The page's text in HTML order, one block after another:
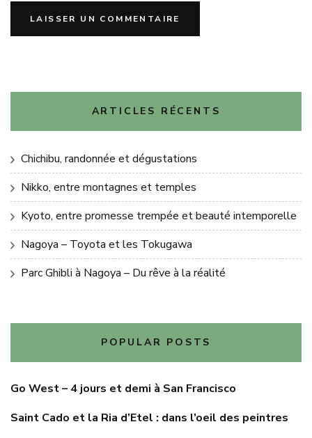
ARTICLES RÉCENTS
Chichibu, randonnée et dégustations
Nikko, entre montagnes et temples
Kyoto, entre promesse trempée et beauté intemporelle
Nagoya – Toyota et les Tokugawa
Parc Ghibli à Nagoya – Du rêve à la réalité
POPULAR POSTS
Go West – 4 jours et demi à San Francisco
Saint Cado et la Ria d’Etel : dans l’oeil des peintres